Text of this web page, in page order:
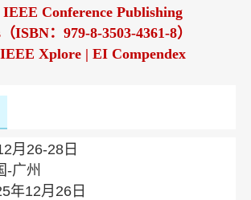
Conference Publishing
ISBN：979-8-3503-4361-8）
Xplore | EI Compendex
月26-28日
-广州
年12月26日